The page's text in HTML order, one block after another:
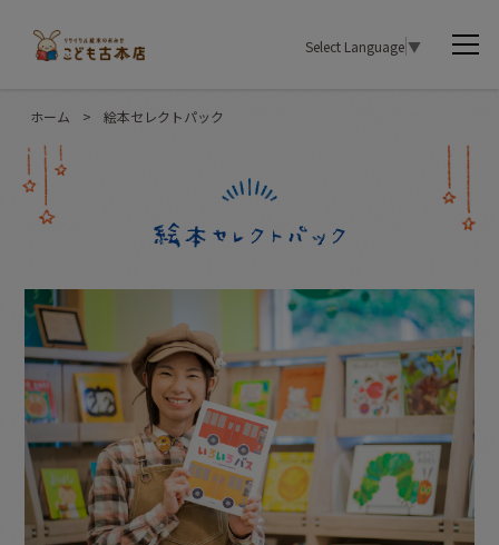
Select Language▼
ホーム > 絵本セレクトパック